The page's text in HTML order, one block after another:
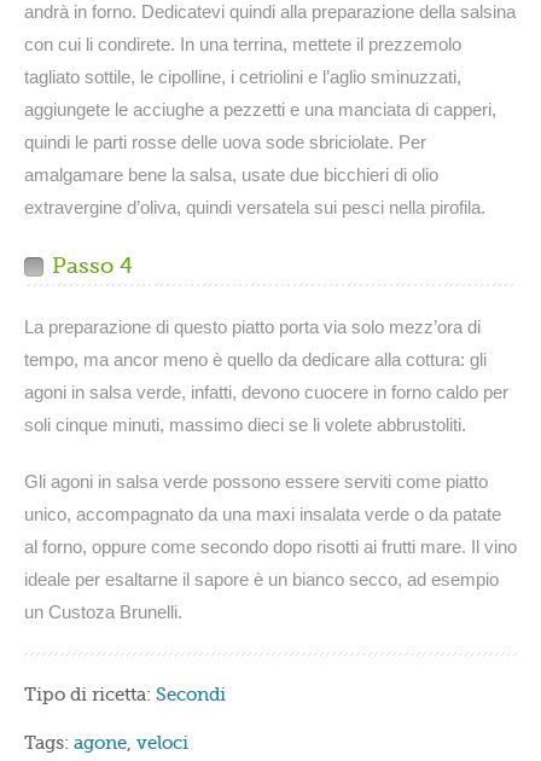
andrà in forno. Dedicatevi quindi alla preparazione della salsina
con cui li condirete. In una terrina, mettete il prezzemolo
tagliato sottile, le cipolline, i cetriolini e l’aglio sminuzzati,
aggiungete le acciughe a pezzetti e una manciata di capperi,
quindi le parti rosse delle uova sode sbriciolate. Per
amalgamare bene la salsa, usate due bicchieri di olio
extravergine d’oliva, quindi versatela sui pesci nella pirofila.
Passo 4
La preparazione di questo piatto porta via solo mezz’ora di
tempo, ma ancor meno è quello da dedicare alla cottura: gli
agoni in salsa verde, infatti, devono cuocere in forno caldo per
soli cinque minuti, massimo dieci se li volete abbrustoliti.
Gli agoni in salsa verde possono essere serviti come piatto
unico, accompagnato da una maxi insalata verde o da patate
al forno, oppure come secondo dopo risotti ai frutti mare. Il vino
ideale per esaltarne il sapore è un bianco secco, ad esempio
un Custoza Brunelli.
Tipo di ricetta: Secondi
Tags: agone, veloci